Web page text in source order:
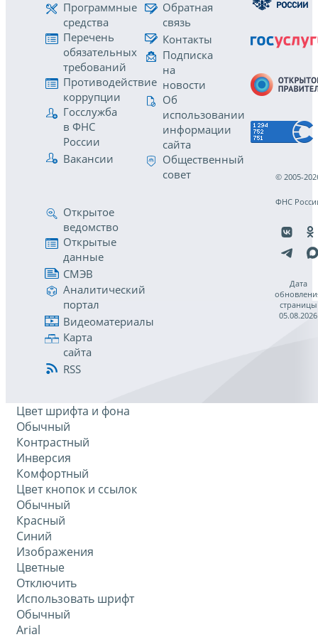
Программные
средства
Перечень
обязательных
требований
Противодействие
коррупции
Госслужба
в ФНС
России
Вакансии
Обратная
связь
Контакты
Подписка
на
новости
Об
использовании
информации
сайта
Общественный
совет
Открытое
ведомство
Открытые
данные
СМЭВ
Аналитический
портал
Видеоматериалы
Карта
сайта
RSS
© 2005-
ФНС
Дата
страницы
05.08.2026
Цвет шрифта и фона
Обычный
Контрастный
Инверсия
Комфортный
Цвет кнопок и ссылок
Обычный
Красный
Синий
Изображения
Цветные
Отключить
Использовать шрифт
Обычный
Arial